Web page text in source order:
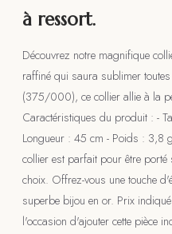
à ressort.
Découvrez notre magnifique
raffiné qui saura sublimer
(375/000), ce collier allie à la
Caractéristiques du produit : -
Longueur : 45 cm - Poids : 3,8
collier est parfait pour être porté
choix. Offrez-vous une touche
superbe bijou en or. Prix
l'occasion d'ajouter cette pièce